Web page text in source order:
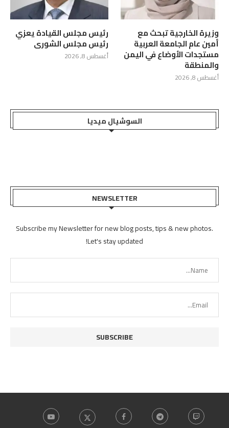
وزيرة الخارجية تبحث مع
أمين عام الجامعة العربية
مستجدات الأوضاع في اليمن
والمنطقة
أغسطس 8, 2026
رئيس مجلس القيادة يعزي
رئيس مجلس الشورى
أغسطس 8, 2026
السوشيال ميديا
NEWSLETTER
Subscribe my Newsletter for new blog posts, tips & new photos.
Let's stay updated!